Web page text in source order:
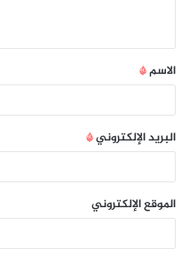
الاسم*
البريد الإلكتروني*
الموقع الإلكتروني